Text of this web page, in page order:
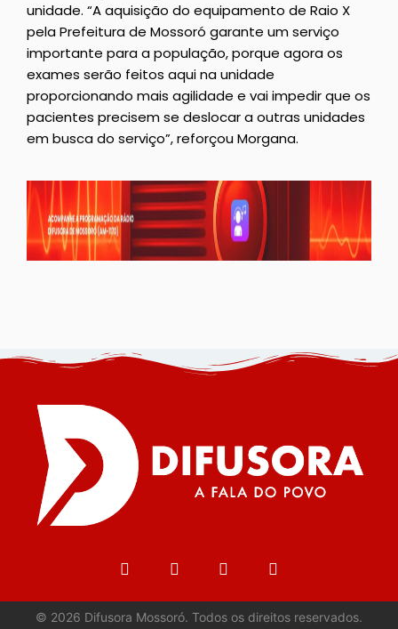
unidade. “A aquisição do equipamento de Raio X
pela Prefeitura de Mossoró garante um serviço
importante para a população, porque agora os
exames serão feitos aqui na unidade
proporcionando mais agilidade e vai impedir que os
pacientes precisem se deslocar a outras unidades
em busca do serviço”, reforçou Morgana.
© 2026 Difusora Mossoró. Todos os direitos reservados.